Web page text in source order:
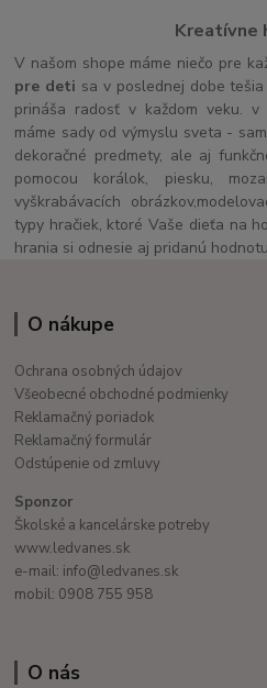
Kreatívne
V našom shope máme niečo pre
pre deti sa v poslednej dobe
prináša radosť v každom veku. v
máme sady od výmyslu sveta -
dekoračné predmety, ale aj
pomocou korálok, piesku,
vyškrabávacích
typy hračiek, ktoré Vaše dieťa na
hrania si odnesie aj pridanú
O nákupe
Ochrana osobných údajov
Všeobecné obchodné podmienky
Reklamačný poriadok
Reklamačný formulár
Odstúpenie od zmluvy
Sponzor
Školské a kancelárske potreby
www.ledvanes.sk
e-mail: info@ledvanes.sk
mobil: 0908 755 958
O nás